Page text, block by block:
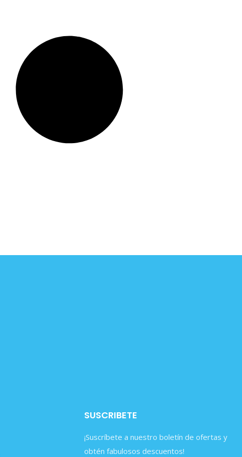
SUSCRIBETE
¡Suscríbete a nuestro boletín de ofertas y
obtén fabulosos descuentos!